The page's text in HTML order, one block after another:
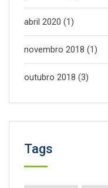
abril 2020 (1)
novembro 2018 (1)
outubro 2018 (3)
Tags